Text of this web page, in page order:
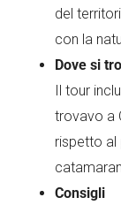
del
con la
Dove si
Il tour
trovavo a
rispetto al
Consigli